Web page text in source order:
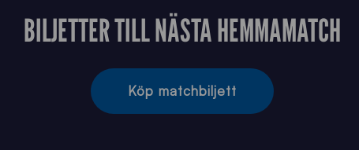
BILJETTER TILL NÄSTA HEMMAMATCH
Köp matchbiljett